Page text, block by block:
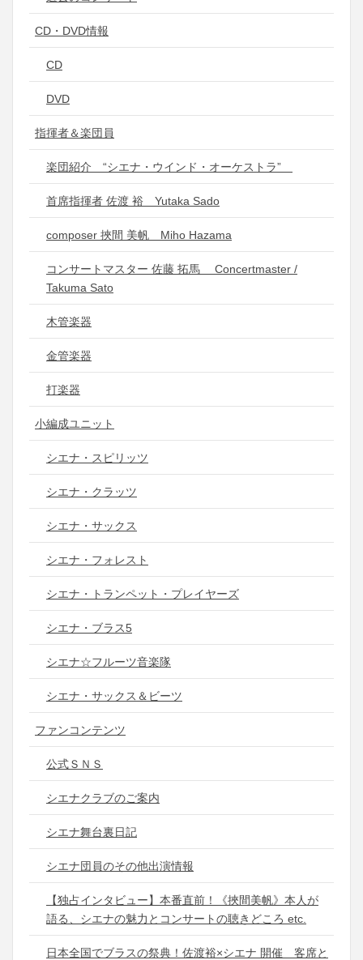
CD・DVD情報
CD
DVD
指揮者＆楽団員
楽団紹介 “シエナ・ウインド・オーケストラ”
首席指揮者 佐渡 裕 Yutaka Sado
composer 挾間 美帆 Miho Hazama
コンサートマスター 佐藤 拓馬 Concertmaster /
Takuma Sato
木管楽器
金管楽器
打楽器
小編成ユニット
シエナ・スピリッツ
シエナ・クラッツ
シエナ・サックス
シエナ・フォレスト
シエナ・トランペット・プレイヤーズ
シエナ・ブラス5
シエナ☆フルーツ音楽隊
シエナ・サックス＆ビーツ
ファンコンテンツ
公式ＳＮＳ
シエナクラブのご案内
シエナ舞台裏日記
シエナ団員のその他出演情報
【独占インタビュー】本番直前！《挾間美帆》本人が
語る、シエナの魅力とコンサートの聴きどころ etc.
日本全国でブラスの祭典！佐渡裕×シエナ 開催 客席と